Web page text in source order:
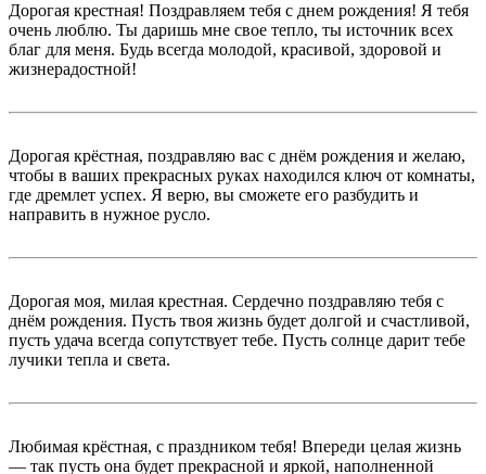
Дорогая крестная! Поздравляем тебя с днем рождения! Я тебя
очень люблю. Ты даришь мне свое тепло, ты источник всех
благ для меня. Будь всегда молодой, красивой, здоровой и
жизнерадостной!
Дорогая крёстная, поздравляю вас с днём рождения и желаю,
чтобы в ваших прекрасных руках находился ключ от комнаты,
где дремлет успех. Я верю, вы сможете его разбудить и
направить в нужное русло.
Дорогая моя, милая крестная. Сердечно поздравляю тебя с
днём рождения. Пусть твоя жизнь будет долгой и счастливой,
пусть удача всегда сопутствует тебе. Пусть солнце дарит тебе
лучики тепла и света.
Любимая крёстная, с праздником тебя! Впереди целая жизнь
— так пусть она будет прекрасной и яркой, наполненной